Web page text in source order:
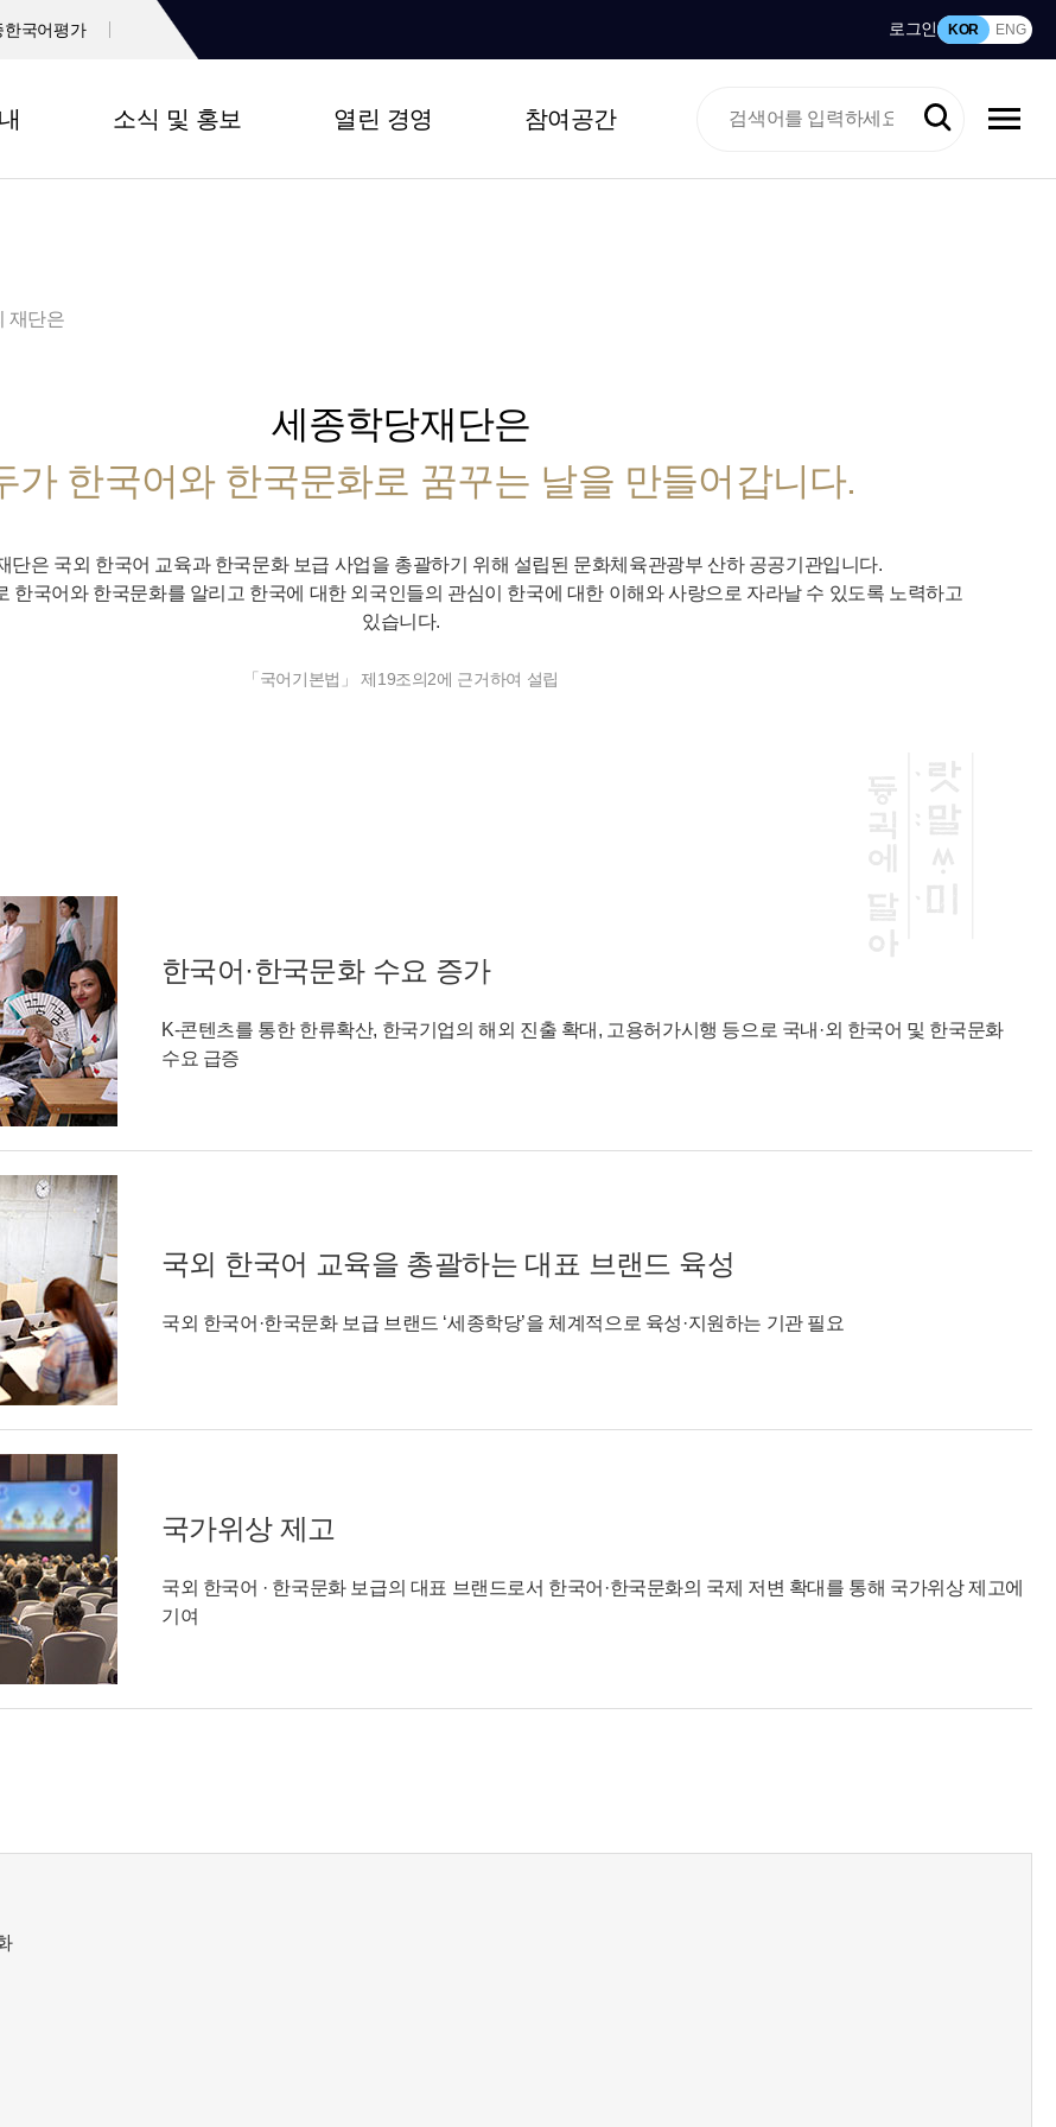
한국어평가 로그인 KOR ENG
소식 및 홍보 열린 경영 참여공간
재단은
세종학당재단은
가 한국어와 한국문화로 꿈꾸는 날을 만들어갑니다.
단은 국외 한국어 교육과 한국문화 보급 사업을 총괄하기 위해 설립된 문화체육관광부 산하 공공기관입니다.
한국어와 한국문화를 알리고 한국에 대한 외국인들의 관심이 한국에 대한 이해와 사랑으로 자라날 수 있도록 노력하고
있습니다.
「국어기본법」 제19조의2에 근거하여 설립
한국어·한국문화 수요 증가
K-콘텐츠를 통한 한류확산, 한국기업의 해외 진출 확대, 고용허가시행 등으로 국내·외 한국어 및 한국문화
수요 급증
국외 한국어 교육을 총괄하는 대표 브랜드 육성
국외 한국어·한국문화 보급 브랜드 ‘세종학당’을 체계적으로 육성·지원하는 기관 필요
국가위상 제고
국외 한국어 · 한국문화 보급의 대표 브랜드로서 한국어·한국문화의 국제 저변 확대를 통해 국가위상 제고에
기여